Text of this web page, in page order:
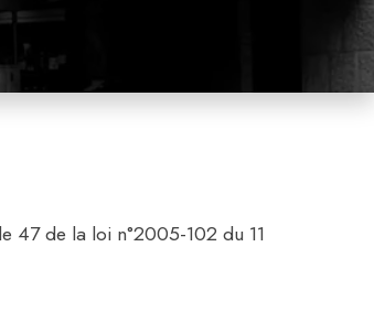
47 de la loi n°2005-102 du 11